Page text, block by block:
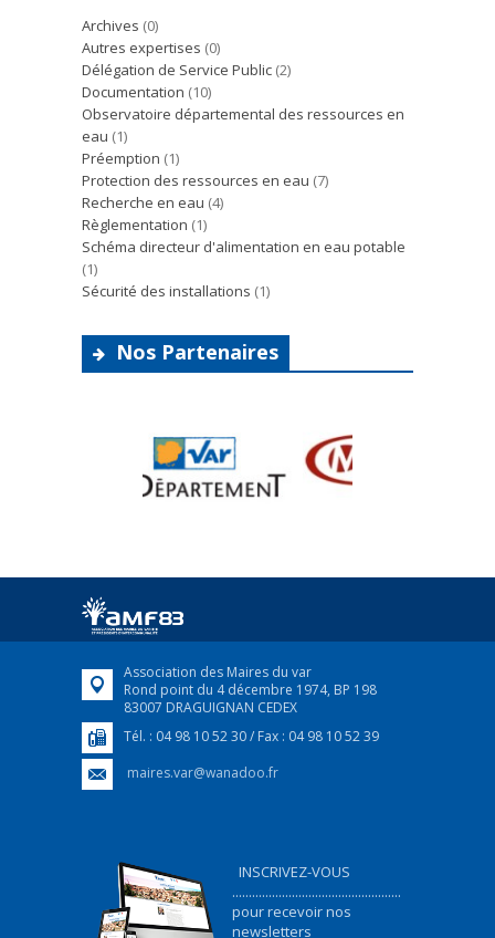
Archives (0)
Autres expertises (0)
Délégation de Service Public (2)
Documentation (10)
Observatoire départemental des ressources en
eau (1)
Préemption (1)
Protection des ressources en eau (7)
Recherche en eau (4)
Règlementation (1)
Schéma directeur d'alimentation en eau potable
(1)
Sécurité des installations (1)
Nos Partenaires
Association des Maires du var
Rond point du 4 décembre 1974, BP 198
83007 DRAGUIGNAN CEDEX
Tél. : 04 98 10 52 30 / Fax : 04 98 10 52 39
maires.var@wanadoo.fr
INSCRIVEZ-VOUS
...................................................
pour recevoir nos
newsletters